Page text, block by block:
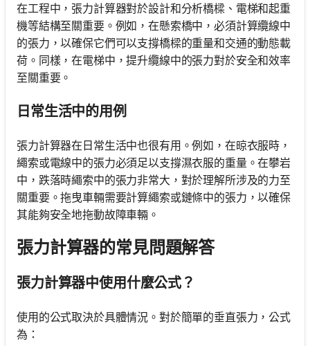
在工程中，張力計算器對於設計和分析橋樑、電梯和起重
機等結構至關重要。例如，在懸索橋中，必須計算纜線中
的張力，以確保它們可以支撐橋樑的重量和交通的動態載
荷。同樣，在電梯中，提升纜線中的張力對於安全和效率
至關重要。
日常生活中的用例
張力計算器在日常生活中也很有用。例如，在晾衣服時，
繩索或電線中的張力必須足以支撐濕衣服的重量。在攀岩
中，跌落時繩索中的張力非常大，對於理解所涉及的力至
關重要。拖曳車輛需要計算繩索或鏈條中的張力，以確保
其能夠安全地拖動故障車輛。
張力計算器的常見問題解答
張力計算器中使用什麼公式？
使用的公式取決於具體情況。對於簡單的垂直張力，公式
為：